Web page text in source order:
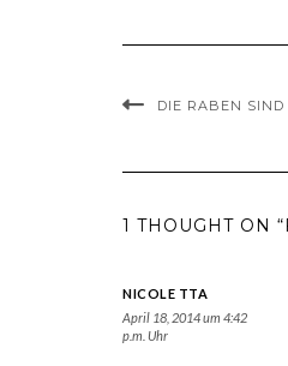
DIE RABEN SIND
1 THOUGHT ON
NICOLE TTA
April 18, 2014 um 4:42
p.m. Uhr